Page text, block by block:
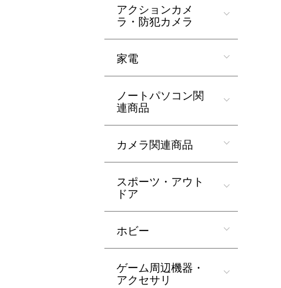
アクションカメ
ラ・防犯カメラ
家電
ノートパソコン関
連商品
カメラ関連商品
スポーツ・アウト
ドア
ホビー
ゲーム周辺機器・
アクセサリ